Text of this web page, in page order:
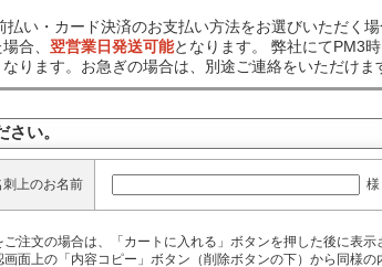
払い・カード決済のお支払い方法をお選びいただく場
合、 翌営業日発送可能となります。 弊社にてPM3
ります。お急ぎの場合は、別途ご連絡をいただけま
い。
刺上のお名前 様
注文の場合は、「カートに入れる」ボタンを押した後に表示
面上の「内容コピー」ボタン（削除ボタンの下）から同様の